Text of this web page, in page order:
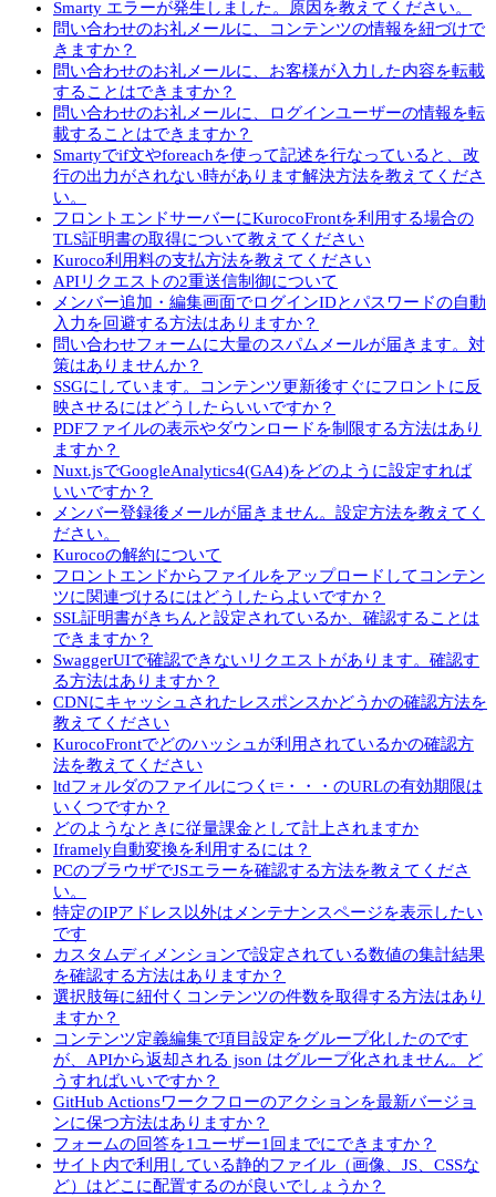
Smarty エラーが発生しました。原因を教えてください。
問い合わせのお礼メールに、コンテンツの情報を紐づけで
きますか？
問い合わせのお礼メールに、お客様が入力した内容を転載
することはできますか？
問い合わせのお礼メールに、ログインユーザーの情報を転
載することはできますか？
Smartyでif文やforeachを使って記述を行なっていると、改
行の出力がされない時があります解決方法を教えてくださ
い。
フロントエンドサーバーにKurocoFrontを利用する場合の
TLS証明書の取得について教えてください
Kuroco利用料の支払方法を教えてください
APIリクエストの2重送信制御について
メンバー追加・編集画面でログインIDとパスワードの自動
入力を回避する方法はありますか？
問い合わせフォームに大量のスパムメールが届きます。対
策はありませんか？
SSGにしています。コンテンツ更新後すぐにフロントに反
映させるにはどうしたらいいですか？
PDFファイルの表示やダウンロードを制限する方法はあり
ますか？
Nuxt.jsでGoogleAnalytics4(GA4)をどのように設定すれば
いいですか？
メンバー登録後メールが届きません。設定方法を教えてく
ださい。
Kurocoの解約について
フロントエンドからファイルをアップロードしてコンテン
ツに関連づけるにはどうしたらよいですか？
SSL証明書がきちんと設定されているか、確認することは
できますか？
SwaggerUIで確認できないリクエストがあります。確認す
る方法はありますか？
CDNにキャッシュされたレスポンスかどうかの確認方法を
教えてください
KurocoFrontでどのハッシュが利用されているかの確認方
法を教えてください
ltdフォルダのファイルにつくt=・・・のURLの有効期限は
いくつですか？
どのようなときに従量課金として計上されますか
Iframely自動変換を利用するには？
PCのブラウザでJSエラーを確認する方法を教えてくださ
い。
特定のIPアドレス以外はメンテナンスページを表示したい
です
カスタムディメンションで設定されている数値の集計結果
を確認する方法はありますか？
選択肢毎に紐付くコンテンツの件数を取得する方法はあり
ますか？
コンテンツ定義編集で項目設定をグループ化したのです
が、APIから返却される json はグループ化されません。ど
うすればいいですか？
GitHub Actionsワークフローのアクションを最新バージョ
ンに保つ方法はありますか？
フォームの回答を1ユーザー1回までにできますか？
サイト内で利用している静的ファイル（画像、JS、CSSな
ど）はどこに配置するのが良いでしょうか？